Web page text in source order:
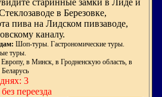
старинные замки в Лиде и
в Березовке,
пива на Лидском пивзаводе,
каналу.
Шоп-туры. Гастрономические туры.
туры.
Европу, в Минск, в Гродненскую область, в
3
переезда